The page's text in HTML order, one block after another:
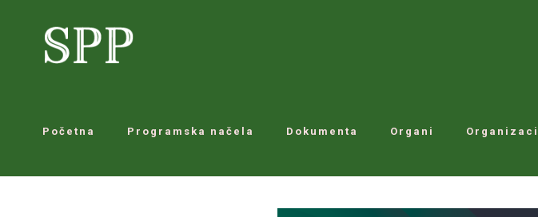
Početna Programska načela Dokumenta Organi